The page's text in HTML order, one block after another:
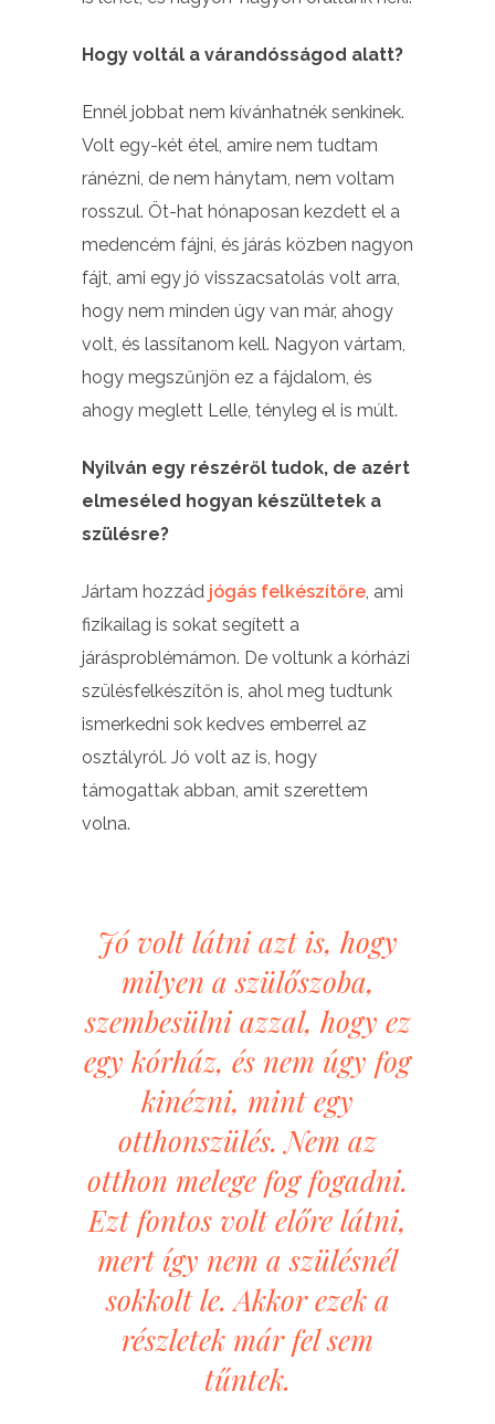
Hogy voltál a várandósságod alatt?
Ennél jobbat nem kívánhatnék senkinek.
Volt egy-két étel, amire nem tudtam
ránézni, de nem hánytam, nem voltam
rosszul. Öt-hat hónaposan kezdett el a
medencém fájni, és járás közben nagyon
fájt, ami egy jó visszacsatolás volt arra,
hogy nem minden úgy van már, ahogy
volt, és lassítanom kell. Nagyon vártam,
hogy megszűnjön ez a fájdalom, és
ahogy meglett Lelle, tényleg el is múlt.
Nyilván egy részéről tudok, de azért
elmeséled hogyan készültetek a
szülésre?
Jártam hozzád jógás felkészítőre, ami
fizikailag is sokat segített a
járásproblémámon. De voltunk a kórházi
szülésfelkészítőn is, ahol meg tudtunk
ismerkedni sok kedves emberrel az
osztályról. Jó volt az is, hogy
támogattak abban, amit szerettem
volna.
Jó volt látni azt is, hogy
milyen a szülőszoba,
szembesülni azzal, hogy ez
egy kórház, és nem úgy fog
kinézni, mint egy
otthonszülés. Nem az
otthon melege fog fogadni.
Ezt fontos volt előre látni,
mert így nem a szülésnél
sokkolt le. Akkor ezek a
részletek már fel sem
tűntek.